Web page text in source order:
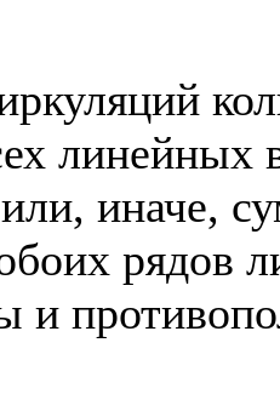
линейных
иначе,
рядов
и